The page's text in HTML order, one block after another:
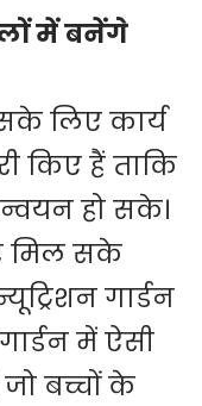
में बनेंगे
लिए कार्य
किए हैं ताकि
हो सके।
मिल सके
गार्डन
में ऐसी
जो बच्चों के